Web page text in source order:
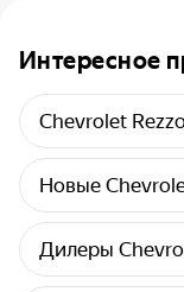
Интересное
Chevrolet
Новые
Дилеры